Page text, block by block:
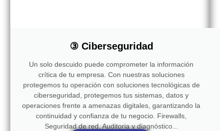
③ Ciberseguridad
Un solo descuido puede comprometer la información
crítica de tu empresa. Con nuestras soluciones
protegemos tu operación con soluciones tecnológicas de
ciberseguridad, protegemos tus sistemas, datos y
operaciones frente a amenazas digitales, garantizando la
continuidad y confianza de tu negocio. Firewalls,
Seguridad de red, Auditoria y diagnóstico...